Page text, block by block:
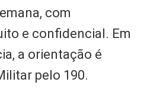
com
e confidencial. Em
a orientação é
pelo 190.